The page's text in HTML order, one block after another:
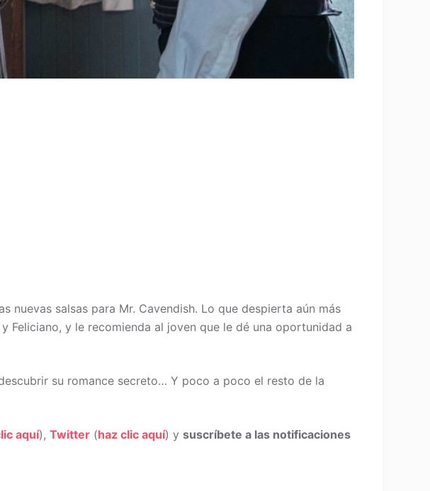
nuevas salsas para Mr. Cavendish. Lo que despierta aún más
Feliciano, y le recomienda al joven que le dé una oportunidad a
su romance secreto… Y poco a poco el resto de la
aquí),Twitter (haz clic aquí) ysuscríbete a las notificaciones